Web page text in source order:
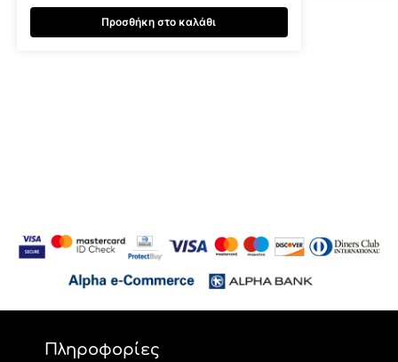
Προσθήκη στο καλάθι
Πληροφορίες